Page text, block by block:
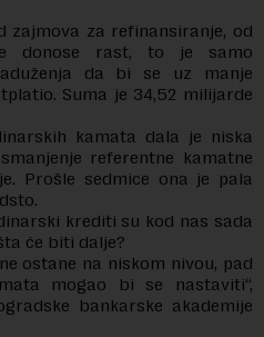
zajmova za refinansiranje, od
donose rast, to je samo
da bi se uz manje
Suma je 34,52 milijarde
kamata dala je niska
referentne kamatne
Prošle sedmice ona je pala
krediti su kod nas sada
će biti dalje?
ostane na niskom nivou, pad
mogao bi se nastaviti“,
bankarske akademije